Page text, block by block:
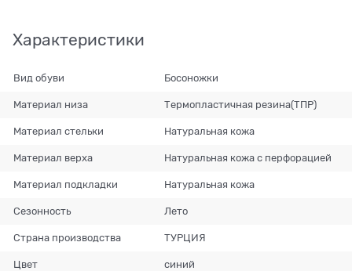
Характеристики
Вид обуви Босоножки
Материал низа Термопластичная резина(ТПР)
Материал стельки Натуральная кожа
Материал верха Натуральная кожа с перфорацией
Материал подкладки Натуральная кожа
Сезонность Лето
Страна производства ТУРЦИЯ
Цвет синий